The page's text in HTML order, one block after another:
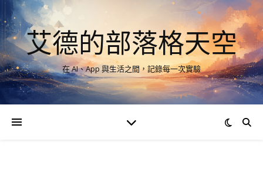
艾德的部落格天空
在 AI、App 與生活之間，記錄每一次實驗